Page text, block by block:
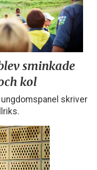
sminkade
kol
skriver